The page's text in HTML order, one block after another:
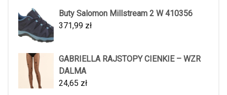
Buty Salomon Millstream 2 W 410356
371,99 zł
GABRIELLA RAJSTOPY CIENKIE – WZR
DALMA
24,65 zł